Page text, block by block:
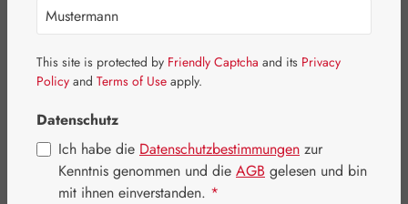
This site is protected by Friendly Captcha and its Privacy
Policy and Terms of Use apply.
Datenschutz
Ich habe die Datenschutzbestimmungen zur
Kenntnis genommen und die AGB gelesen und bin
mit ihnen einverstanden. *